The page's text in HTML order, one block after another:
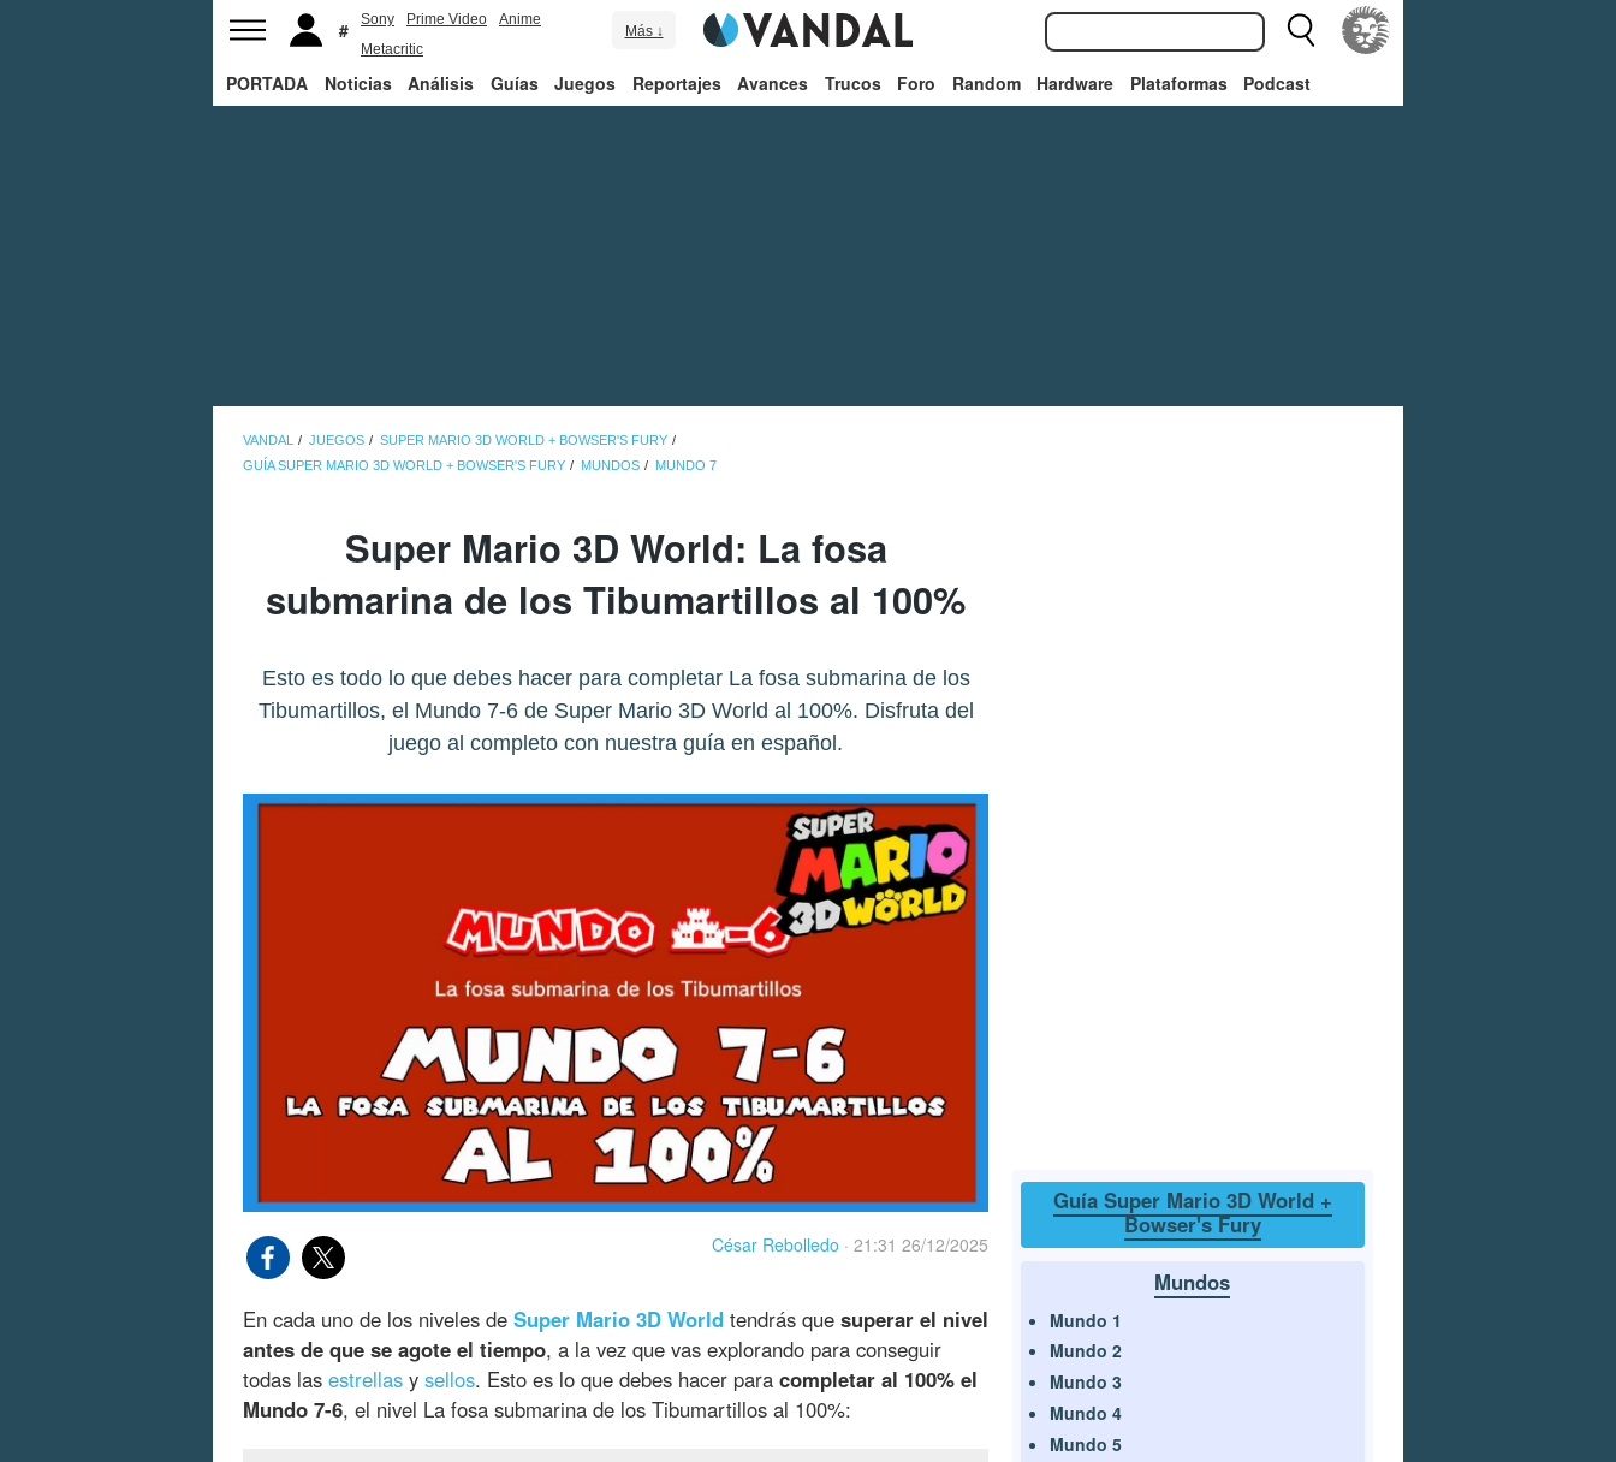
Sony Prime Video
Anime
Metacritic
Más ↓
PORTADA Noticias Análisis Guías Juegos Reportajes Avances Trucos Foro Random Hardware Plataformas Podcast
VANDAL JUEGOS
SUPER MARIO 3D WORLD + BOWSER'S FURY
GUÍA SUPER MARIO 3D WORLD + BOWSER'S FURY
MUNDOS MUNDO 7
Super Mario 3D World: La fosa
submarina de los Tibumartillos al 100%
Esto es todo lo que debes hacer para completar La fosa submarina de los
Tibumartillos, el Mundo 7-6 de Super Mario 3D World al 100%. Disfruta del
juego al completo con nuestra guía en español.
César Rebolledo · 21:31 26/12/2025
En cada uno de los niveles de Super Mario 3D World tendrás que superar el nivel
antes de que se agote el tiempo, a la vez que vas explorando para conseguir
todas las estrellas y sellos. Esto es lo que debes hacer para completar al 100% el
Mundo 7-6, el nivel La fosa submarina de los Tibumartillos al 100%:
Guía Super Mario 3D World +
Bowser's Fury
Mundos
Mundo 1
Mundo 2
Mundo 3
Mundo 4
Mundo 5